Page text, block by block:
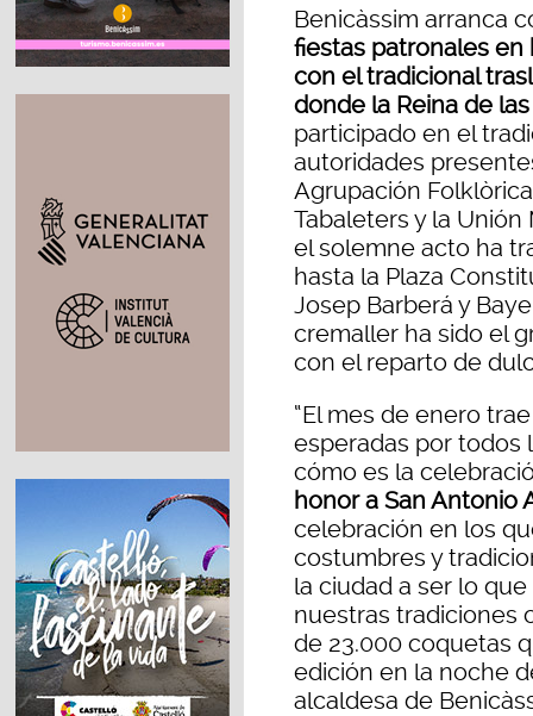
Benicàssim arranca
fiestas patronales en
con el tradicional
donde la Reina de
participado en el
autoridades
Agrupación
Tabaleters y la Unión
el solemne acto ha
hasta la Plaza
Josep Barberá y
cremaller ha sido el
con el reparto de
“El mes de enero
esperadas por todos
cómo es la
honor a San Antonio
celebración en los
costumbres y
la ciudad a ser lo
nuestras tradiciones
de 23.000 coquetas
edición en la noche
alcaldesa de